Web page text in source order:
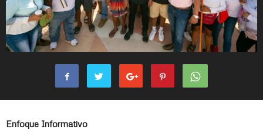
Enfoque Informativo